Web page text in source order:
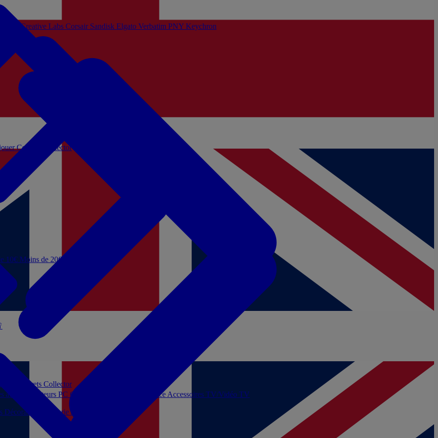
10€ Moins de 20€
Décoration PapeterieJeux de société
Coffrets Collector
Coffrets Collector
audio Moniteurs PC Casques filaires Audio Licence Accessoires TV/Vidéo TV
Creative Labs Corsair Sandisk Elgato Verbatim PNY Keychron